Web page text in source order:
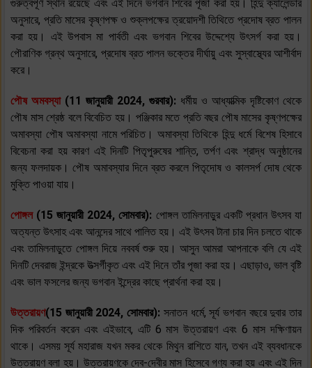
গুরুত্বপূর্ণ স্থান রয়েছে এবং এই দিনে ভগবান শিবের পূজা করা হয়। হিন্দু ক্যালেন্ডার
অনুসারে, প্রতি মাসের কৃষ্ণপক্ষ ও শুক্লপক্ষের ত্রয়োদশী তিথিতে প্রদোষ ব্রত পালন
করা হয়। এই উপবাস মা পার্বতী এবং ভগবান শিবের উদ্দেশ্যে উৎসর্গ করা হয়।
পৌরাণিক গ্রন্থ অনুসারে, প্রদোষ ব্রত পালন ভক্তের দীর্ঘায়ু এবং সুস্বাস্থ্যের আশীর্বাদ
করে।
পৌষ অমবস্যা(11 জানুয়ারী 2024, গুরবার): ধর্মীয় ও আধ্যাত্মিক দৃষ্টিকোণ থেকে
পৌষ মাস শ্রেষ্ঠ বলে বিবেচিত হয়। পঞ্জিকার মতে প্রতি বছর পৌষ মাসের কৃষ্ণপক্ষের
অমাবস্যা পৌষ অমাবস্যা নামে পরিচিত। অমাবস্যা তিথিকে হিন্দু ধর্মে বিশেষ হিসাবে
বিবেচনা করা হয় কারণ এই দিনটি পিতৃপুরুষের শান্তি, তর্পণ এবং শ্রাদ্ধ অনুষ্ঠানের
জন্য ফলদায়ক। পৌষ অমাবস্যার দিনে ব্রত করলে পিতৃদোষ ও কালসর্প দোষ থেকে
মুক্তি পাওয়া যায়।
পোঙ্গল(15 জানুয়ারী 2024, সোমবার): পোঙ্গল তামিলনাড়ুর একটি প্রধান উৎসব যা
অত্যন্ত উৎসাহ এবং আনন্দের সাথে পালিত হয়। এই উৎসব টানা চার দিন চলতে থাকে
এবং তামিলনাড়ুতে পোঙ্গল দিয়ে নববর্ষ শুরু হয়। আসুন আমরা আপনাকে বলি যে এই
দিনটি দেবরাজ ইন্দ্রকে উত্সর্গীকৃত এবং এই দিনে তাঁর পূজা করা হয়। এছাড়াও, ভাল বৃষ্টি
এবং ভাল ফসলের জন্য ভগবান ইন্দ্রের কাছে প্রার্থনা করা হয়।
উত্তরায়ণ(15 জানুয়ারী 2024, সোমবার): সনাতন ধর্মে, সূর্য ভগবান বছরে দুবার তার
দিক পরিবর্তন করেন এবং এইভাবে, এটি 6 মাস উত্তরায়ণ এবং 6 মাস দক্ষিণায়ন
থাকে। এসময় সূর্য মহারাজ যখন মকর থেকে মিথুন রাশিতে যান, তখন এই ব্যবধানকে
উত্তরায়ণ বলা হয়। উত্তরায়ণকে দেব-দেবীর মাস হিসেবে গণ্য করা হয় এবং এই দিন